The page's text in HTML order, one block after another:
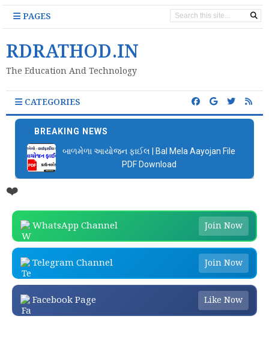
PAGES
RDRATHOD.IN
The Education And Technology
CATEGORIES
BREAKING NEWS
બાળમેળા આયોજન ફાઈલ | Bal Mela Aayojan File
PDF Download
❤️
WhatsApp Channel Join Now
Telegram Channel Join Now
Facebook Page Like Now